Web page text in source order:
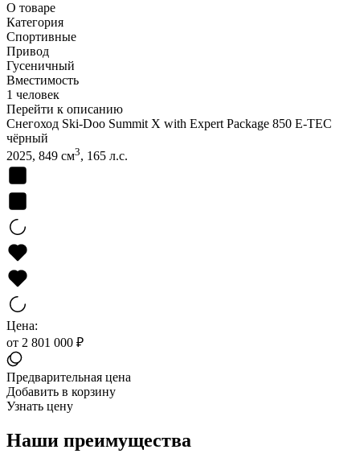
О товаре
Категория
Спортивные
Привод
Гусеничный
Вместимость
1 человек
Перейти к описанию
Снегоход Ski-Doo Summit X with Expert Package 850 E-TEC
чёрный
2025, 849 см3, 165 л.с.
Цена:
от 2 801 000 ₽
Предварительная цена
Добавить в корзину
Узнать цену
Наши преимущества